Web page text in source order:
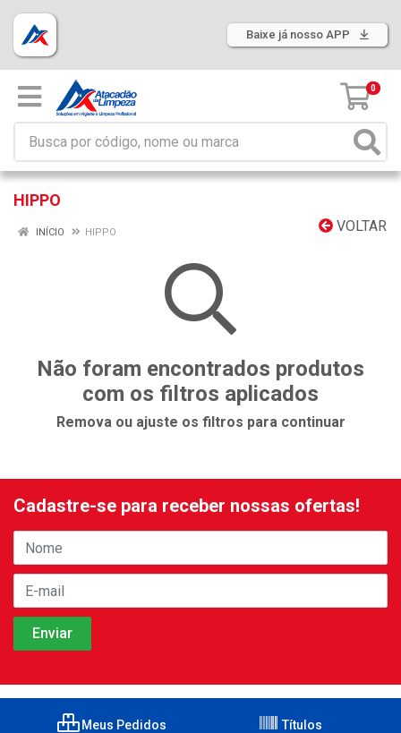
Baixe já nosso APP
0
HIPPO
VOLTAR
INÍCIO HIPPO
Não foram encontrados produtos
com os filtros aplicados
Remova ou ajuste os filtros para continuar
Cadastre-se para receber nossas ofertas!
Meus Pedidos Títulos